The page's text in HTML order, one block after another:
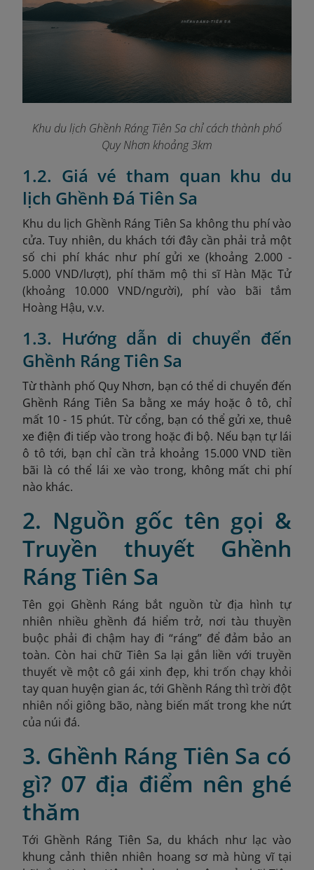
Khu du lịch Ghềnh Ráng Tiên Sa chỉ cách thành phố
Quy Nhơn khoảng 3km
1.2. Giá vé tham quan khu du
lịch Ghềnh Đá Tiên Sa
Khu du lịch Ghềnh Ráng Tiên Sa không thu phí vào
cửa. Tuy nhiên, du khách tới đây cần phải trả một
số chi phí khác như phí gửi xe (khoảng 2.000 -
5.000 VND/lượt), phí thăm mộ thi sĩ Hàn Mặc Tử
(khoảng 10.000 VND/người), phí vào bãi tắm
Hoàng Hậu, v.v.
1.3. Hướng dẫn di chuyển đến
Ghềnh Ráng Tiên Sa
Từ thành phố Quy Nhơn, bạn có thể di chuyển đến
Ghềnh Ráng Tiên Sa bằng xe máy hoặc ô tô, chỉ
mất 10 - 15 phút. Từ cổng, bạn có thể gửi xe, thuê
xe điện đi tiếp vào trong hoặc đi bộ. Nếu bạn tự lái
ô tô tới, bạn chỉ cần trả khoảng 15.000 VND tiền
bãi là có thể lái xe vào trong, không mất chi phí
nào khác.
2. Nguồn gốc tên gọi &
Truyền thuyết Ghềnh
Ráng Tiên Sa
Tên gọi Ghềnh Ráng bắt nguồn từ địa hình tự
nhiên nhiều ghềnh đá hiểm trở, nơi tàu thuyền
buộc phải đi chậm hay đi “ráng” để đảm bảo an
toàn. Còn hai chữ Tiên Sa lại gắn liền với truyền
thuyết về một cô gái xinh đẹp, khi trốn chạy khỏi
tay quan huyện gian ác, tới Ghềnh Ráng thì trời đột
nhiên nổi giông bão, nàng biến mất trong khe nứt
của núi đá.
3. Ghềnh Ráng Tiên Sa có
gì? 07 địa điểm nên ghé
thăm
Tới Ghềnh Ráng Tiên Sa, du khách như lạc vào
khung cảnh thiên nhiên hoang sơ mà hùng vĩ tại